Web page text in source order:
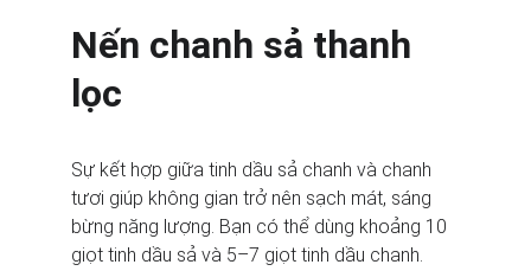
Nến chanh sả thanh
lọc
Sự kết hợp giữa tinh dầu sả chanh và chanh
tươi giúp không gian trở nên sạch mát, sáng
bừng năng lượng. Bạn có thể dùng khoảng 10
giọt tinh dầu sả và 5–7 giọt tinh dầu chanh.